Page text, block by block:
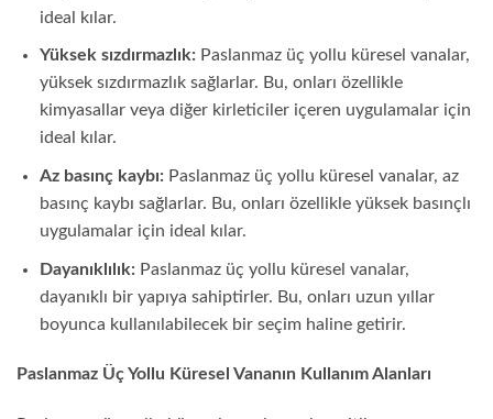
ideal kılar.
Yüksek sızdırmazlık:Paslanmaz üç yollu küresel vanalar,
yüksek sızdırmazlık sağlarlar. Bu, onları özellikle
kimyasallar veya diğer kirleticiler içeren uygulamalar için
ideal kılar.
Az basınç kaybı:Paslanmaz üç yollu küresel vanalar, az
basınç kaybı sağlarlar. Bu, onları özellikle yüksek basınçlı
uygulamalar için ideal kılar.
Dayanıklılık:Paslanmaz üç yollu küresel vanalar,
dayanıklı bir yapıya sahiptirler. Bu, onları uzun yıllar
boyunca kullanılabilecek bir seçim haline getirir.
Paslanmaz Üç Yollu Küresel Vananın Kullanım Alanları